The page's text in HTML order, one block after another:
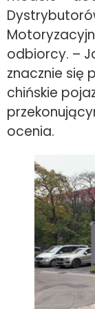
odbiorcy. –
znacznie się
chińskie
ocenia.